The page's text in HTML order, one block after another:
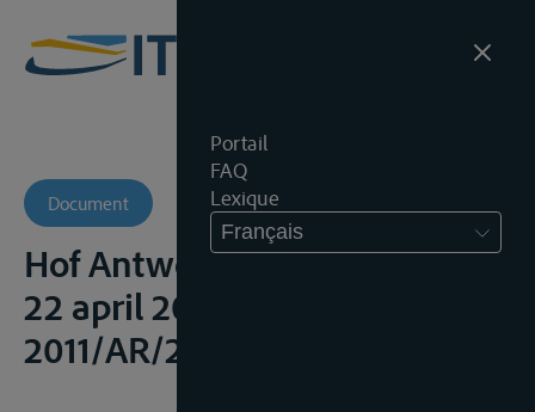
Portail
FAQ
Lexique
Français
Document
Hof Antwerpen, 4de Kamer,
22 april 2013, onuitg.,
2011/AR/2134